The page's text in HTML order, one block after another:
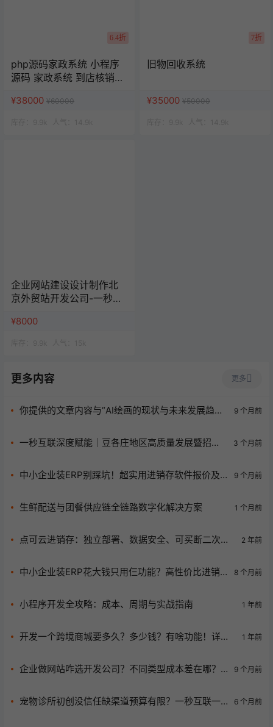
6.4折
php源码家政系统 小程序
源码 家政系统 到店核销系
¥38000 ¥60000
7折
旧物回收系统
¥35000 ¥50000
企业网站建设设计制作北
京外贸站开发公司-一秒云
¥8000
更多内容 更多
你提供的文章内容与“AI绘画的现状与未来发展趋势”
《点可云进销存：一站式企业进销存管理优质方
案》
9 个月前
一秒互联深度赋能｜豆各庄地区高质量发展暨招商
3 个月前
中小企业装ERP别踩坑！超实用进销存软件报价及
9 个月前
生鲜配送与团餐供应链全链路数字化解决方案 1 个月前
点可云进销存：独立部署、数据安全、可买断二次开
2 年前
中小企业装ERP花大钱只用仨功能？高性价比进销
8 个月前
小程序开发全攻略：成本、周期与实战指南 1 年前
开发一个跨境商城要多久？多少钱？有啥功能！详细
1 年前
企业做网站咋选开发公司？不同类型成本差在哪？
9 个月前
宠物诊所初创没信任缺渠道预算有限？一秒互联一
6 个月前